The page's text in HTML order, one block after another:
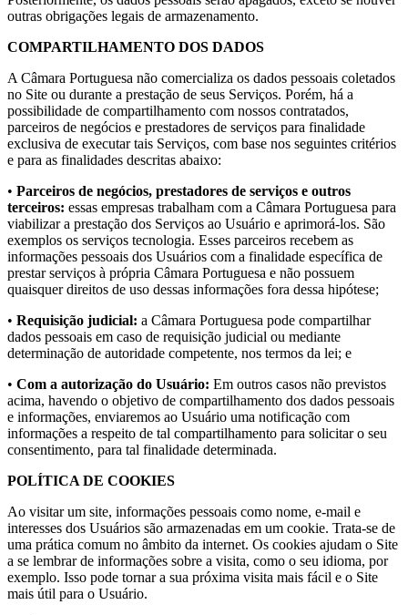
outras obrigações legais de armazenamento.
COMPARTILHAMENTO DOS DADOS
A Câmara Portuguesa não comercializa os dados pessoais coletados
no Site ou durante a prestação de seus Serviços. Porém, há a
possibilidade de compartilhamento com nossos contratados,
parceiros de negócios e prestadores de serviços para finalidade
exclusiva de executar tais Serviços, com base nos seguintes critérios
e para as finalidades descritas abaixo:
• Parceiros de negócios, prestadores de serviços e outros
terceiros: essas empresas trabalham com a Câmara Portuguesa para
viabilizar a prestação dos Serviços ao Usuário e aprimorá-los. São
exemplos os serviços tecnologia. Esses parceiros recebem as
informações pessoais dos Usuários com a finalidade específica de
prestar serviços à própria Câmara Portuguesa e não possuem
quaisquer direitos de uso dessas informações fora dessa hipótese;
• Requisição judicial: a Câmara Portuguesa pode compartilhar
dados pessoais em caso de requisição judicial ou mediante
determinação de autoridade competente, nos termos da lei; e
• Com a autorização do Usuário: Em outros casos não previstos
acima, havendo o objetivo de compartilhamento dos dados pessoais
e informações, enviaremos ao Usuário uma notificação com
informações a respeito de tal compartilhamento para solicitar o seu
consentimento, para tal finalidade determinada.
POLÍTICA DE COOKIES
Ao visitar um site, informações pessoais como nome, e-mail e
interesses dos Usuários são armazenadas em um cookie. Trata-se de
uma prática comum no âmbito da internet. Os cookies ajudam o Site
a se lembrar de informações sobre a visita, como o seu idioma, por
exemplo. Isso pode tornar a sua próxima visita mais fácil e o Site
mais útil para o Usuário.